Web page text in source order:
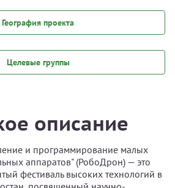
География проекта
Целевые группы
описание
и программирование малых
аппаратов" (РобоДрон) — это
фестиваль высоких технологий в